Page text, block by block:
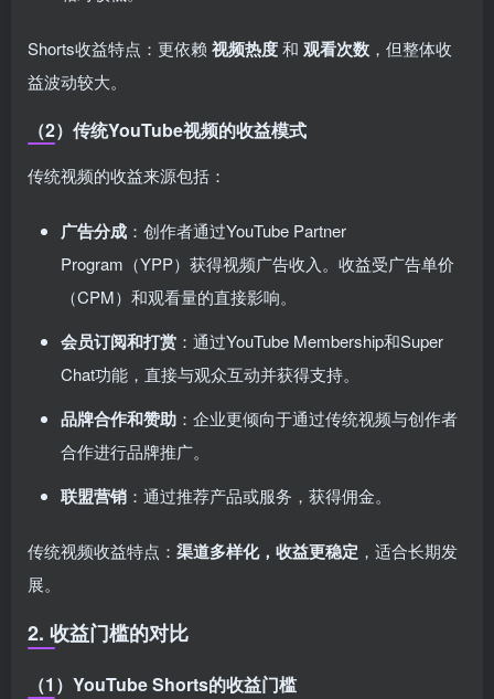
Shorts收益特点：更依赖 视频热度和 观看次数 ，但整体收
益波动较大。
（2）传统YouTube视频的收益模式
传统视频的收益来源包括：
广告分成 ：创作者通过YouTube Partner
Program（YPP）获得视频广告收入。收益受广告单价
（CPM）和观看量的直接影响。
会员订阅和打赏 ：通过YouTube Membership和Super
Chat功能，直接与观众互动并获得支持。
品牌合作和赞助 ：企业更倾向于通过传统视频与创作者
合作进行品牌推广。
联盟营销 ：通过推荐产品或服务，获得佣金。
传统视频收益特点： 渠道多样化，收益更稳定 ，适合长期发
展。
2. 收益门槛的对比
（1）YouTube Shorts的收益门槛